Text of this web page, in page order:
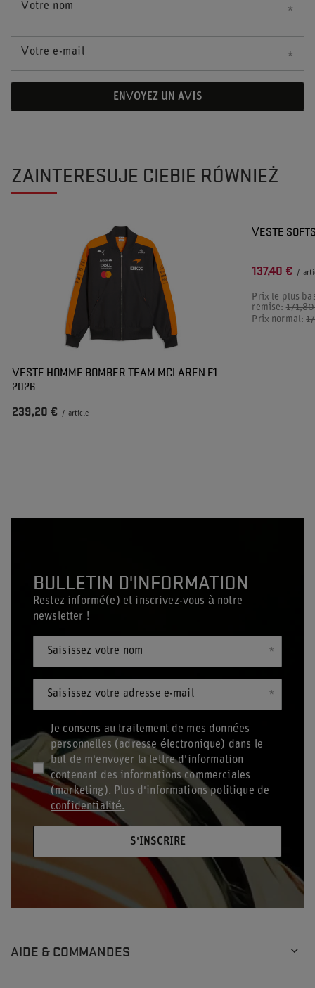
Votre nom
Votre e-mail
ENVOYEZ UN AVIS
ZAINTERESUJE CIEBIE RÓWNIEŻ
VESTE HOMME BOMBER TEAM MCLAREN F1
2026
239,20 € / article
VESTE
137,40 € /
Prix le plus
remise:
Prix normal:
BULLETIN D'INFORMATION
Restez informé(e) et inscrivez-vous à notre
newsletter !
Saisissez votre nom
Saisissez votre adresse e-mail
Je consens au traitement de mes données
personnelles (adresse électronique) dans le
but de m'envoyer la lettre d'information
contenant des informations commerciales
(marketing). Plus d'informationspolitique de
confidentialité.
S'INSCRIRE
AIDE & COMMANDES